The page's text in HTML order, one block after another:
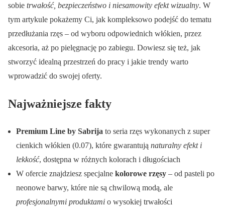
sobie trwałość, bezpieczeństwo i niesamowity efekt wizualny. W
tym artykule pokażemy Ci, jak kompleksowo podejść do tematu
przedłużania rzęs – od wyboru odpowiednich włókien, przez
akcesoria, aż po pielęgnację po zabiegu. Dowiesz się też, jak
stworzyć idealną przestrzeń do pracy i jakie trendy warto
wprowadzić do swojej oferty.
Najważniejsze fakty
Premium Line by Sabrija to seria rzęs wykonanych z super
cienkich włókien (0.07), które gwarantują naturalny efekt i
lekkość, dostępna w różnych kolorach i długościach
W ofercie znajdziesz specjalne kolorowe rzęsy – od pasteli po
neonowe barwy, które nie są chwilową modą, ale
profesjonalnymi produktami o wysokiej trwałości